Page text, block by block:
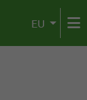
EU